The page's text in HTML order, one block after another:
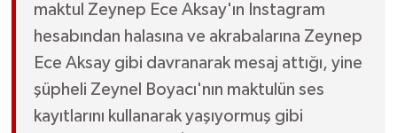
maktul Zeynep Ece Aksay'ın Instagram
hesabından halasına ve akrabalarına Zeynep
Ece Aksay gibi davranarak mesaj attığı, yine
şüpheli Zeynel Boyacı'nın maktulün ses
kayıtlarını kullanarak yaşıyormuş gibi